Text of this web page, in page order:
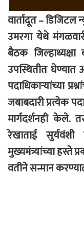
वार्तादूत – डिजिटल
उमरगा येथे
बैठक
उपस्थितीत घेण्यात
पदाधिकाऱ्यांच्या
जबाबदारी प्रत्येक
मार्गदर्शनही केले.
रेखाताई सुर्यवंशी
मुख्यमंत्र्यांच्या हस्ते
वतीने सन्मान